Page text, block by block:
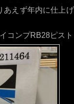
あえず年内に仕上
コンプRB28ピス